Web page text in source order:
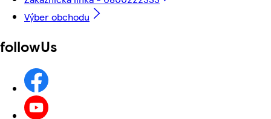
Výber obchodu
followUs